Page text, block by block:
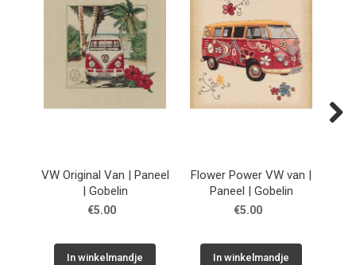
VW Original Van | Paneel
| Gobelin
€5.00
In winkelmandje
Flower Power VW van |
Paneel | Gobelin
€5.00
In winkelmandje